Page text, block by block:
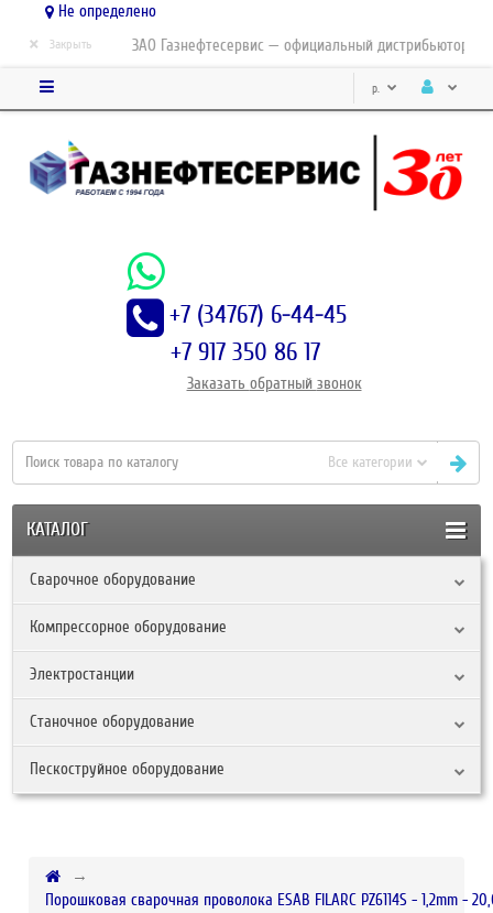
Не определено
ЗАО Газнефтесервис — официальный дистрибьютор-
× Закрыть
р.
+7 (34767) 6-44-45
+7 917 350 86 17
Заказать обратный звонок
Все категории
КАТАЛОГ
Сварочное оборудование
Компрессорное оборудование
Электростанции
Станочное оборудование
Пескоструйное оборудование
Порошковая сварочная проволока ESAB FILARC PZ6114S - 1,2mm -